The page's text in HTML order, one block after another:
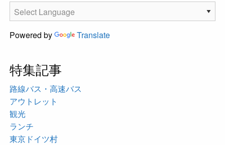
Powered by Translate
特集記事
路線バス・高速バス
アウトレット
観光
ランチ
東京ドイツ村